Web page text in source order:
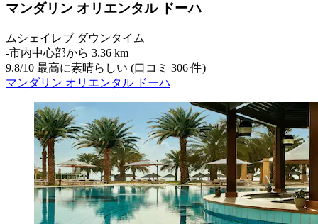
マンダリン オリエンタル ドーハ
ムシェイレブ ダウンタイム
‐市内中心部から 3.36 km
9.8/10 最高に素晴らしい (口コミ 306 件)
マンダリン オリエンタル ドーハ